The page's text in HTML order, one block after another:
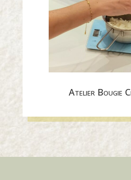
Atelier Bougie